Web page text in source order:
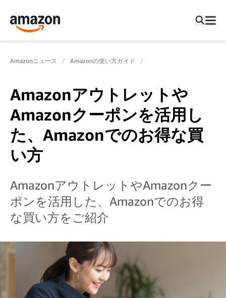
Amazonニュース Amazonの使い方ガイド
Amazonアウトレットや
Amazonクーポンを活用し
た、Amazonでのお得な買
い方
AmazonアウトレットやAmazonクー
ポンを活用した、Amazonでのお得
な買い方をご紹介